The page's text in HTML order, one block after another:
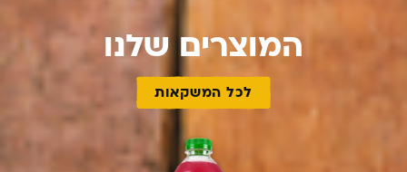
המוצרים שלנו
לכל המשקאות קראו
עוד
המוצרים
שלנו